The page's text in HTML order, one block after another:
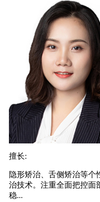
擅长:
隐形矫治、舌侧矫治等个
治技术。注重全面把控面
稳...